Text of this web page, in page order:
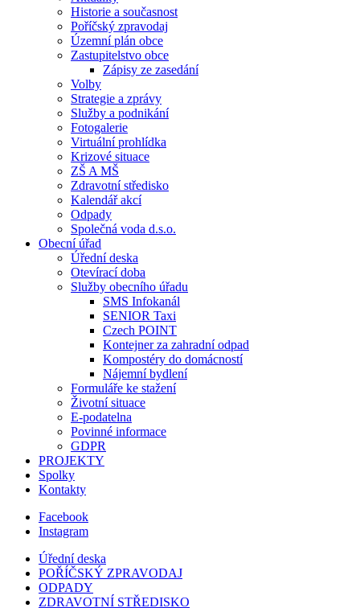
Historie a současnost
Poříčský zpravodaj
Územní plán obce
Zastupitelstvo obce
Zápisy ze zasedání
Volby
Strategie a zprávy
Služby a podnikání
Fotogalerie
Virtuální prohlídka
Krizové situace
ZŠ A MŠ
Zdravotní středisko
Kalendář akcí
Odpady
Společná voda d.s.o.
Obecní úřad
Úřední deska
Otevírací doba
Služby obecního úřadu
SMS Infokanál
SENIOR Taxi
Czech POINT
Kontejner za zahradní odpad
Kompostéry do domácností
Nájemní bydlení
Formuláře ke stažení
Životní situace
E-podatelna
Povinné informace
GDPR
PROJEKTY
Spolky
Kontakty
Facebook
Instagram
Úřední deska
POŘÍČSKÝ ZPRAVODAJ
ODPADY
ZDRAVOTNÍ STŘEDISKO